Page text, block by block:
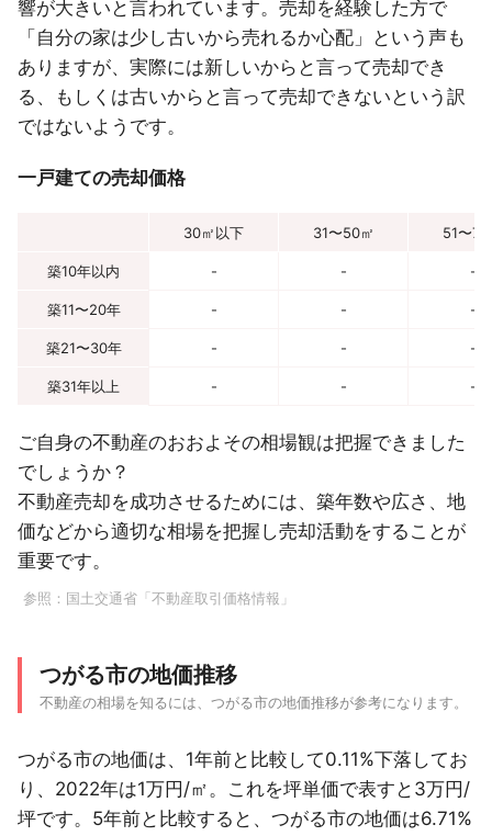
響が大きいと言われています。売却を経験した方で
「自分の家は少し古いから売れるか心配」という声も
ありますが、実際には新しいからと言って売却でき
る、もしくは古いからと言って売却できないという訳
ではないようです。
一戸建ての売却価格
30㎡以下 31〜50㎡ 51〜70
築10年以内 - - -
築11〜20年 - - -
築21〜30年 - - -
築31年以上 - - -
ご自身の不動産のおおよその相場観は把握できました
でしょうか？
不動産売却を成功させるためには、築年数や広さ、地
価などから適切な相場を把握し売却活動をすることが
重要です。
参照： 国土交通省「不動産取引価格情報」
つがる市の地価推移
不動産の相場を知るには、つがる市の地価推移が参考になります。
つがる市の地価は、1年前と比較して0.11%下落してお
り、2022年は1万円/㎡。これを坪単価で表すと3万円/
坪です。5年前と比較すると、つがる市の地価は6.71%